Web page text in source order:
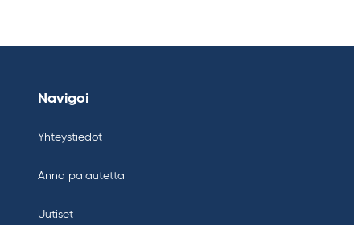
Navigoi
Yhteystiedot
Anna palautetta
Uutiset